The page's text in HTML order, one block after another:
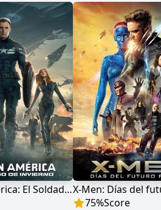
Capitán América: El Soldado de Invierno
75%Score